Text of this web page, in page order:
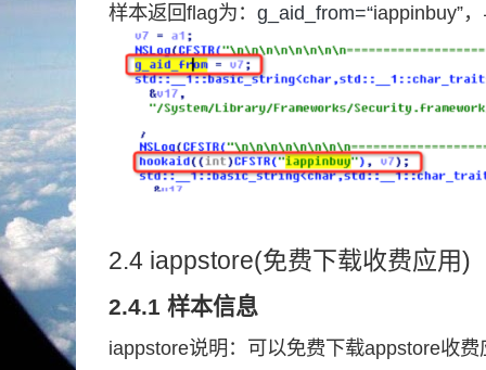
样本返回flag为： g_aid_from=“iappinbuy”
2.4 iappstore(免费下载收费应用)
2.4.1 样本信息
iappstore说明：可以免费下载appstore收费